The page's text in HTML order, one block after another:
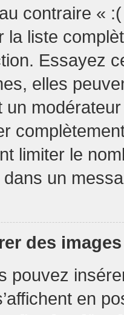
contraire «
la liste
Essayez
elles
un
limiter le
un
des
pouvez
en